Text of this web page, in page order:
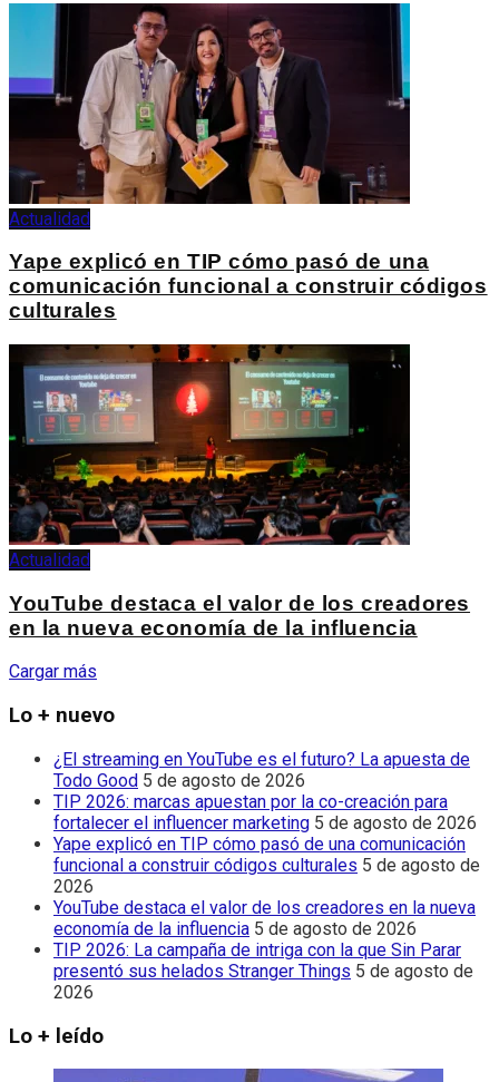
Actualidad
Yape explicó en TIP cómo pasó de una
comunicación funcional a construir códigos
culturales
Actualidad
YouTube destaca el valor de los creadores
en la nueva economía de la influencia
Cargar más
Lo + nuevo
¿El streaming en YouTube es el futuro? La apuesta de
Todo Good 5 de agosto de 2026
TIP 2026: marcas apuestan por la co-creación para
fortalecer el influencer marketing 5 de agosto de 2026
Yape explicó en TIP cómo pasó de una comunicación
funcional a construir códigos culturales 5 de agosto de
2026
YouTube destaca el valor de los creadores en la nueva
economía de la influencia 5 de agosto de 2026
TIP 2026: La campaña de intriga con la que Sin Parar
presentó sus helados Stranger Things 5 de agosto de
2026
Lo + leído